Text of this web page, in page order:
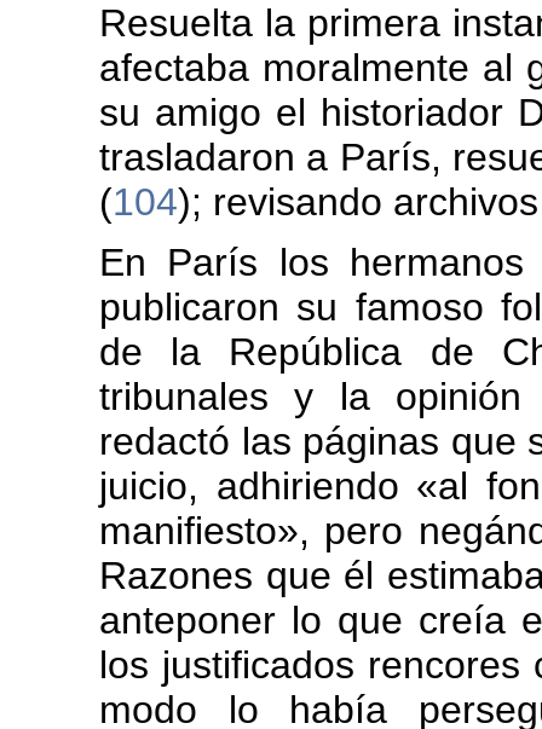
Resuelta la primera
afectaba moralmente al
su amigo el historiador
trasladaron a París,
(104); revisando
En París los
publicaron su famoso
de la República de
tribunales y la opinión
redactó las páginas que
juicio, adhiriendo «al
manifiesto», pero
Razones que él
anteponer lo que creía
los justificados
modo lo había